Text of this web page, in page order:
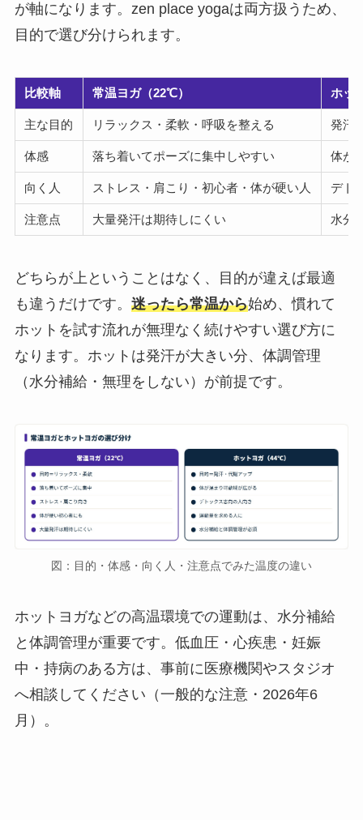
が軸になります。zen place yogaは両方扱うため、
目的で選び分けられます。
比較軸 常温ヨガ（22℃） ホッ
主な目的 リラックス・柔軟・呼吸を整える 発汗
体感 落ち着いてポーズに集中しやすい 体が
向く人 ストレス・肩こり・初心者・体が硬い人 デト
注意点 大量発汗は期待しにくい 水分
どちらが上ということはなく、目的が違えば最適
も違うだけです。 迷ったら常温から始め、慣れて
ホットを試す流れが無理なく続けやすい選び方に
なります。ホットは発汗が大きい分、体調管理
（水分補給・無理をしない）が前提です。
図：目的・体感・向く人・注意点でみた温度の違い
ホットヨガなどの高温環境での運動は、水分補給
と体調管理が重要です。低血圧・心疾患・妊娠
中・持病のある方は、事前に医療機関やスタジオ
へ相談してください（一般的な注意・2026年6
月）。